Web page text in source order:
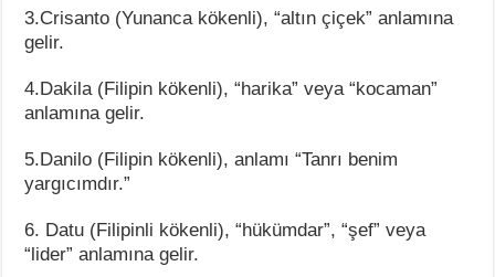
3.Crisanto (Yunanca kökenli), “altın çiçek” anlamına
gelir.
4.Dakila (Filipin kökenli), “harika” veya “kocaman”
anlamına gelir.
5.Danilo (Filipin kökenli), anlamı “Tanrı benim
yargıcımdır.”
6. Datu (Filipinli kökenli), “hükümdar”, “şef” veya
“lider” anlamına gelir.